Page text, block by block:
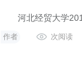
河北经贸大学
作者 次阅读